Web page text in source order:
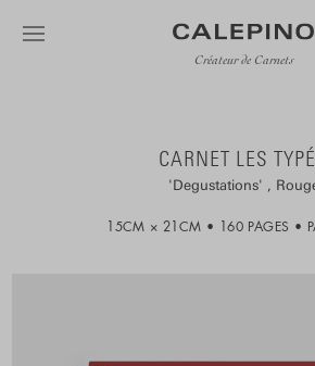
Créateur de Carnets
CARNET LES
Degustations
15CM × 21CM 160 PAGES